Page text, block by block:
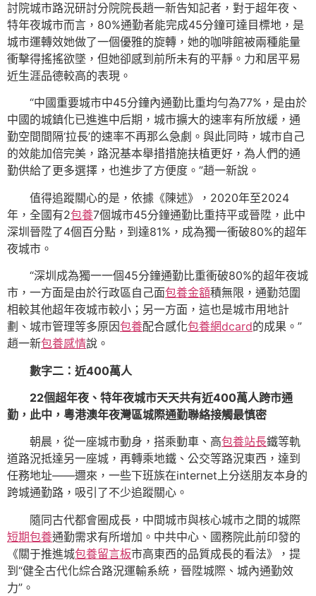
討院城市路況研討分院院長趙一新告知記者，對于超年夜、
特年夜城市而言，80%通勤者能完成45分鐘可達目標地，是
城市運轉效她做了一個優雅的旋轉，她的咖啡館被兩種能量
衝擊得搖搖欲墜，但她卻感到前所未有的平靜。力和居平易
近生涯品德較高的表現。
“中國重要城市中45分鐘內通勤比重均勻為77%，是由於
中國的城鎮化已進進中后期，城市擴大的速率有所放緩，通
勤空間間隔‘拉長’的速率不再那么急劇。與此同時，城市自己
的效能加倍完美，路況基本舉措措施扶植更好，為人們的通
勤供給了更多選擇，也進步了方便度。”趙一新說。
值得追蹤關心的是，依據《陳述》，2020年至2024
年，全國有2包養7個城市45分鐘通勤比重持平或晉陞，此中
深圳晉陞了4個百分點，到達81%，成為獨一衝破80%的超年
夜城市。
“深圳成為獨一一個45分鐘通勤比重衝破80%的超年夜城
市，一方面是由於行政區自己面包養金額積無限，通勤范圍
相較其他超年夜城市較小；另一方面，這也是城市用地計
劃、城市管理等多原因包養配合感化包養網dcard的成果。”
趙一新包養感情說。
數字二：近400萬人
22個超年夜、特年夜城市天天共有近400萬人跨市通
勤，此中，粵港澳年夜灣區城際通勤聯絡接觸最慎密
朝晨，從一座城市動身，搭乘動車、高包養站長鐵等軌
道路況抵達另一座城，再轉乘地鐵、公交等路況東西，達到
任務地址——邇來，一些下班族在internet上分送朋友本身的
跨城通勤路，吸引了不少追蹤關心。
隨同古代都會圈成長，中間城市與核心城市之間的城際
短期包養通勤需求有所增加。中共中心、國務院此前印發的
《關于推進城包養留言板市高東西的品質成長的看法》，提
到“健全古代化綜合路況運輸系統，晉陞城際、城內通勤效
力”。